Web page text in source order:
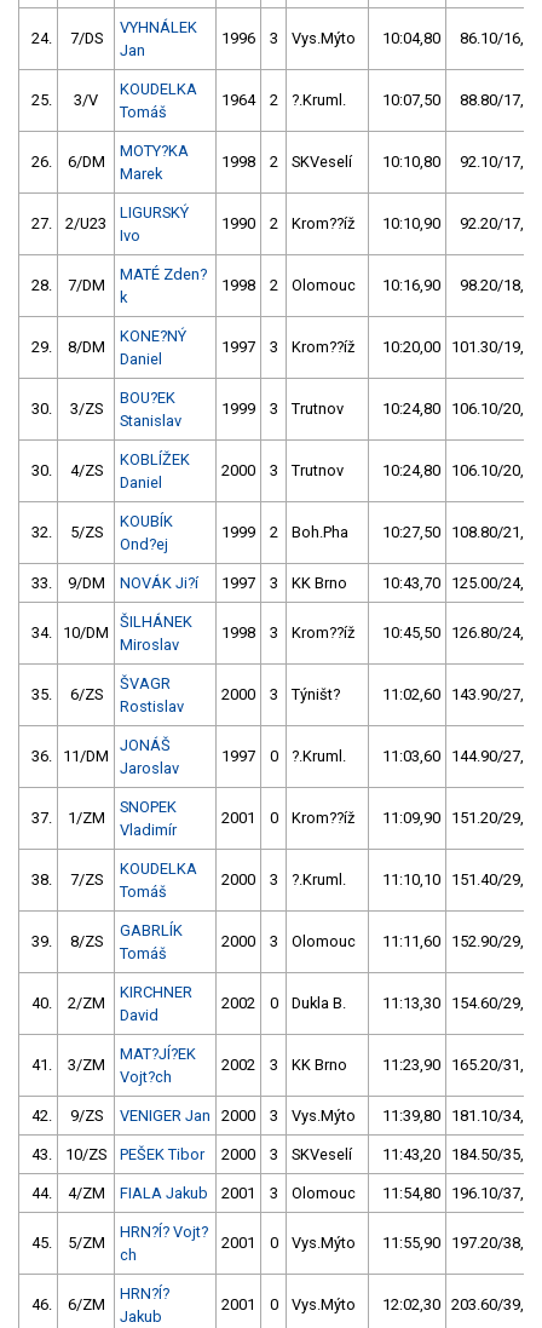
24. 7/DS
VYHNÁLEK
Jan
1996 3 Vys.Mýto 10:04,80 86.10/16,6
25. 3/V
KOUDELKA
Tomáš
1964 2 ?.Kruml. 10:07,50 88.80/17,1
26. 6/DM
MOTY?KA
Marek
1998 2 SKVeselí 10:10,80 92.10/17,8
27. 2/U23
LIGURSKÝ
Ivo
1990 2 Krom??íž 10:10,90 92.20/17,8
28. 7/DM
MATÉ Zden?
k
1998 2 Olomouc 10:16,90 98.20/18,9
29. 8/DM
KONE?NÝ
Daniel
1997 3 Krom??íž 10:20,00 101.30/19,5
30. 3/ZS
BOU?EK
Stanislav
1999 3 Trutnov 10:24,80 106.10/20,5
30. 4/ZS
KOBLÍŽEK
Daniel
2000 3 Trutnov 10:24,80 106.10/20,5
32. 5/ZS
KOUBÍK
Ond?ej
1999 2 Boh.Pha 10:27,50 108.80/21,0
33. 9/DM NOVÁK Ji?í 1997 3 KK Brno 10:43,70 125.00/24,1
34. 10/DM
ŠILHÁNEK
Miroslav
1998 3 Krom??íž 10:45,50 126.80/24,4
35. 6/ZS
ŠVAGR
Rostislav
2000 3 Týništ? 11:02,60 143.90/27,7
36. 11/DM
JONÁŠ
Jaroslav
1997 0 ?.Kruml. 11:03,60 144.90/27,9
37. 1/ZM
SNOPEK
Vladimír
2001 0 Krom??íž 11:09,90 151.20/29,1
38. 7/ZS
KOUDELKA
Tomáš
2000 3 ?.Kruml. 11:10,10 151.40/29,2
39. 8/ZS
GABRLÍK
Tomáš
2000 3 Olomouc 11:11,60 152.90/29,5
40. 2/ZM
KIRCHNER
David
2002 0 Dukla B. 11:13,30 154.60/29,8
41. 3/ZM
MAT?JÍ?EK
Vojt?ch
2002 3 KK Brno 11:23,90 165.20/31,8
42. 9/ZS VENIGER Jan 2000 3 Vys.Mýto 11:39,80 181.10/34,9
43. 10/ZS PEŠEK Tibor 2000 3 SKVeselí 11:43,20 184.50/35,6
44. 4/ZM FIALA Jakub 2001 3 Olomouc 11:54,80 196.10/37,8
45. 5/ZM
HRN?Í? Vojt?
ch
2001 0 Vys.Mýto 11:55,90 197.20/38,0
46. 6/ZM
HRN?Í?
Jakub
2001 0 Vys.Mýto 12:02,30 203.60/39,3